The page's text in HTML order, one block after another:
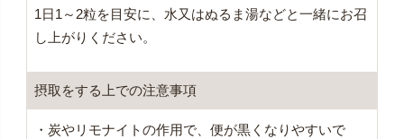
1日1～2粒を目安に、水又はぬるま湯などと一緒にお召
し上がりください。
摂取をする上での注意事項
・炭やリモナイトの作用で、便が黒くなりやすいで